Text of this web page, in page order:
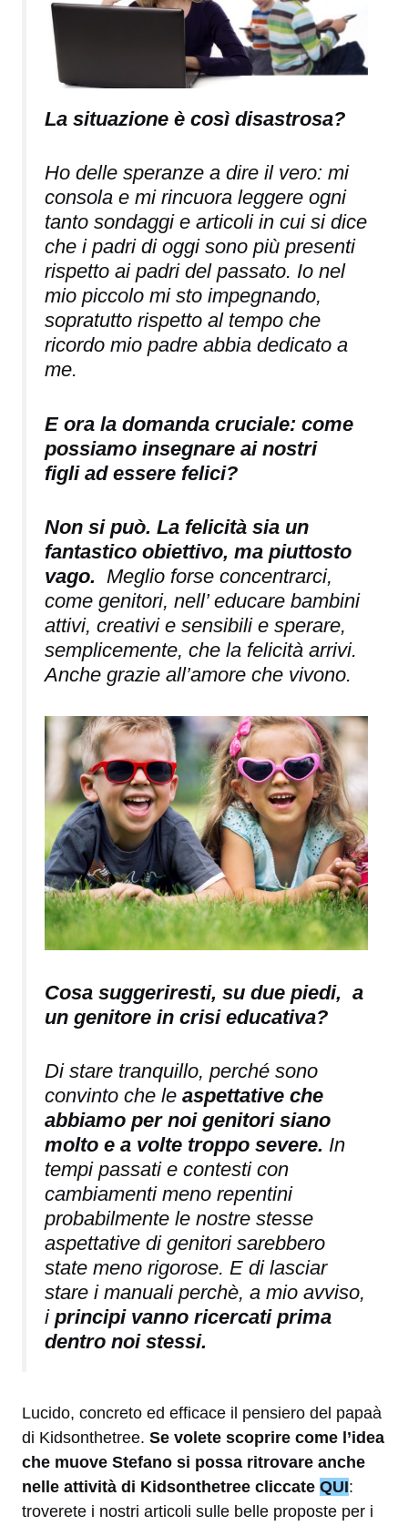
La situazione è così disastrosa?
Ho delle speranze a dire il vero: mi
consola e mi rincuora leggere ogni
tanto sondaggi e articoli in cui si dice
che i padri di oggi sono più presenti
rispetto ai padri del passato. Io nel
mio piccolo mi sto impegnando,
sopratutto rispetto al tempo che
ricordo mio padre abbia dedicato a
me.
E ora la domanda cruciale: come
possiamo insegnare ai nostri
figli ad essere felici?
Non si può. La felicità sia un
fantastico obiettivo, ma piuttosto
vago. Meglio forse concentrarci,
come genitori, nell’ educare bambini
attivi, creativi e sensibili e sperare,
semplicemente, che la felicità arrivi.
Anche grazie all’amore che vivono.
Cosa suggeriresti, su due piedi, a
un genitore in crisi educativa?
Di stare tranquillo, perché sono
convinto che le aspettative che
abbiamo per noi genitori siano
molto e a volte troppo severe. In
tempi passati e contesti con
cambiamenti meno repentini
probabilmente le nostre stesse
aspettative di genitori sarebbero
state meno rigorose. E di lasciar
stare i manuali perchè, a mio avviso,
i principi vanno ricercati prima
dentro noi stessi.
Lucido, concreto ed efficace il pensiero del papaà
di Kidsonthetree. Se volete scoprire come l’idea
che muove Stefano si possa ritrovare anche
nelle attività di Kidsonthetree cliccate QUI:
troverete i nostri articoli sulle belle proposte per i